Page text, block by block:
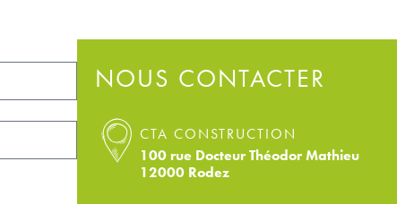
NOUS CONTACTER
CTA CONSTRUCTION
100 rue Docteur Théodor Mathieu
12000 Rodez